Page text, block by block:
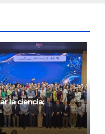
la ciencia;